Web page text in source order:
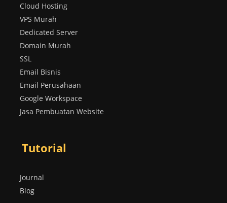
Cloud Hosting
VPS Murah
Dedicated Server
Domain Murah
SSL
Email Bisnis
Email Perusahaan
Google Workspace
Jasa Pembuatan Website
Tutorial
Journal
Blog